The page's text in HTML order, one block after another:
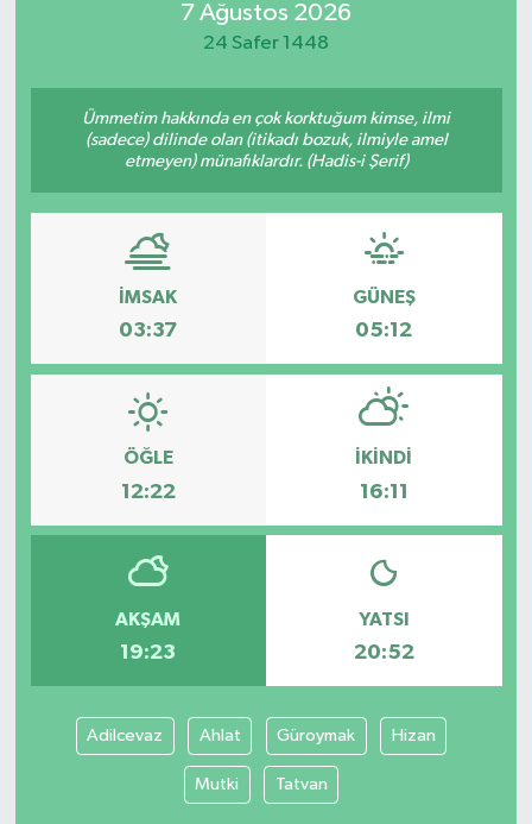
7 Ağustos 2026
24 Safer 1448
Ümmetim hakkında en çok korktuğum kimse, ilmi
(sadece) dilinde olan (itikadı bozuk, ilmiyle amel
etmeyen) münafıklardır. (Hadis-i Şerif)
İMSAK
03:37
GÜNEŞ
05:12
ÖĞLE
12:22
İKINDI
16:11
AKŞAM
19:23
YATSI
20:52
Adilcevaz Ahlat Güroymak Hizan
Mutki Tatvan
Magazin
Resmi İlan
Siyaset
Teknoloji
Yaşam